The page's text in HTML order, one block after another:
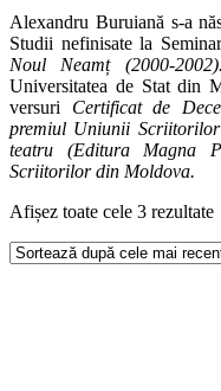
Alexandru Buruiană s-a
Studii nefinisate la
Noul Neamț (2000-2002).
Universitatea de Stat din
versuri Certificat de
premiul Uniunii
teatru (Editura Magna
Scriitorilor din Moldova.
Afișez toate cele 3 rezultate